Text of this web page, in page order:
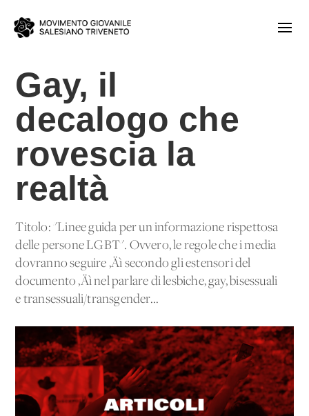
Gay, il
decalogo che
rovescia la
realtà
Titolo: "Linee guida per un'informazione rispettosa
delle persone LGBT". Ovvero, le regole che i media
dovranno seguire ‚Äì secondo gli estensori del
documento ‚Äì nel parlare di lesbiche, gay, bisessuali
e transessuali/transgender...